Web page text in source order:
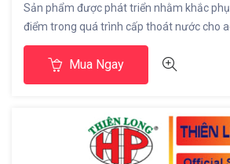
Sản phẩm được phát triển nhằm khắc
điểm trong quá trình cấp thoát nước cho
Tích hợp 2 trong 1 (bơm nước – sục khí )
chuyển dễ dàng nhờ hệ thống phao nổi ;2.
chõ bơm ( luppe )3. […]
Mua Ngay